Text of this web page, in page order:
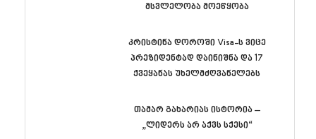
მსვლელობა მოეწყობა
კრისტინა დოროში Visa-ს ვიცე
პრეზიდენტად დაინიშნა და 17
ქვეყანას უხელმძღვანელებს
თამარ გახარიას ისტორია –
„ლიდერს არ აქვს სქესი“